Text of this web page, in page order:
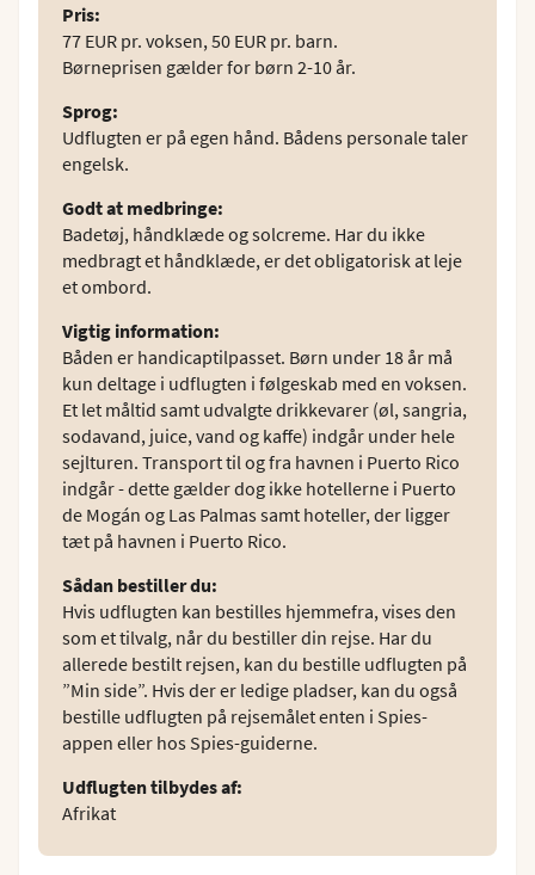
Pris:
77 EUR pr. voksen, 50 EUR pr. barn.
Børneprisen gælder for børn 2-10 år.
Sprog:
Udflugten er på egen hånd. Bådens personale taler
engelsk.
Godt at medbringe:
Badetøj, håndklæde og solcreme. Har du ikke
medbragt et håndklæde, er det obligatorisk at leje
et ombord.
Vigtig information:
Båden er handicaptilpasset. Børn under 18 år må
kun deltage i udflugten i følgeskab med en voksen.
Et let måltid samt udvalgte drikkevarer (øl, sangria,
sodavand, juice, vand og kaffe) indgår under hele
sejlturen. Transport til og fra havnen i Puerto Rico
indgår - dette gælder dog ikke hotellerne i Puerto
de Mogán og Las Palmas samt hoteller, der ligger
tæt på havnen i Puerto Rico.
Sådan bestiller du:
Hvis udflugten kan bestilles hjemmefra, vises den
som et tilvalg, når du bestiller din rejse. Har du
allerede bestilt rejsen, kan du bestille udflugten på
”Min side”. Hvis der er ledige pladser, kan du også
bestille udflugten på rejsemålet enten i Spies-
appen eller hos Spies-guiderne.
Udflugten tilbydes af:
Afrikat